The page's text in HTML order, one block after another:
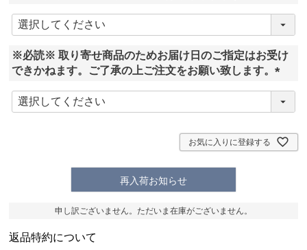
(
)
※必読※ 取り寄せ商品のためお届け日のご指定はお受け
できかねます。ご了承の上ご注文をお願い致します。
(
必
)
お気に入りに登録する
再入荷お知らせ
申し訳ございません。ただいま在庫がございません。
返品特約について